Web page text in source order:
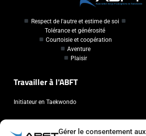
Gérer le consentement aux
Respect de l'autre et estime de soi
Tolérance et générosité
Courtoisie et coopération
Aventure
Plaisir
Travailler à l'ABFT
Initiateur en Taekwondo